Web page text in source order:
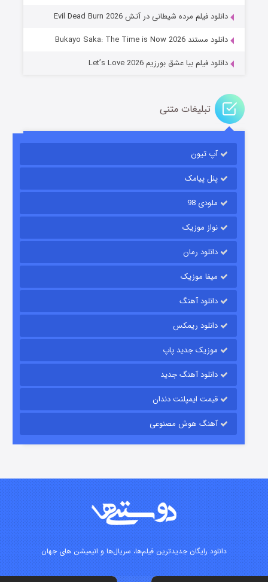
باب اسفنجی فصل ۱۷
قسمت۶ (زیرنویس) منتشر شد
قسمت۱۵ (دوبله) منتشر شد
دانلود فیلم مرده شیطانی در آتش Evil Dead Burn 2026
دانلود مستند Bukayo Saka: The Time is Now 2026
دانلود فیلم بیا عشق بورزیم Let’s Love 2026
تبلیغات متنی
آپ تیون
پنل پیامک
ملودی 98
نواز موزیک
دانلود رمان
میفا موزیک
دانلود آهنگ
دانلود ریمکس
موزیک جدید پاپ
دانلود آهنگ جدید
قیمت ایمپلنت دندان
آهنگ هوش مصنوعی
دانلود رایگان جدیدترین فیلم‌ها، سریال‌ها و انیمیشن های جهان